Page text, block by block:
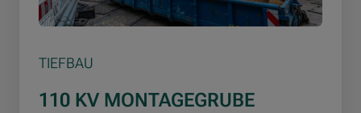
TIEFBAU
110 KV MONTAGEGRUBE